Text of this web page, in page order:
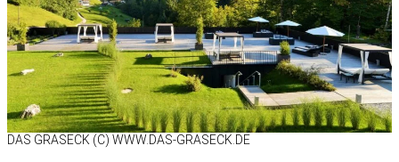
DAS GRAS­ECK (C) WWW.DAS-GRASECK.DE